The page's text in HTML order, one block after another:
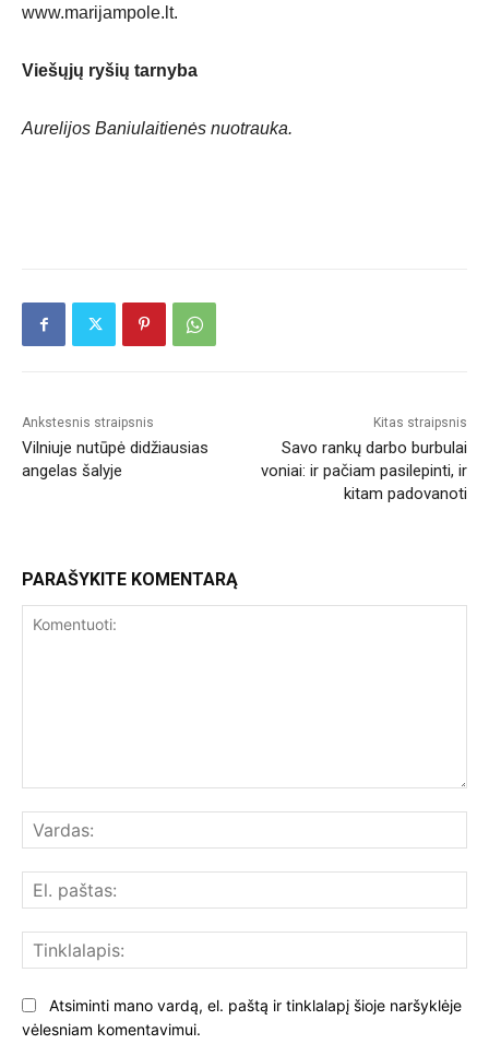
www.marijampole.lt.
Viešųjų ryšių tarnyba
Aurelijos Baniulaitienės nuotrauka.
Ankstesnis straipsnis
Vilniuje nutūpė didžiausias
angelas šalyje
Kitas straipsnis
Savo rankų darbo burbulai
voniai: ir pačiam pasilepinti, ir
kitam padovanoti
PARAŠYKITE KOMENTARĄ
Atsiminti mano vardą, el. paštą ir tinklalapį šioje naršyklėje
vėlesniam komentavimui.